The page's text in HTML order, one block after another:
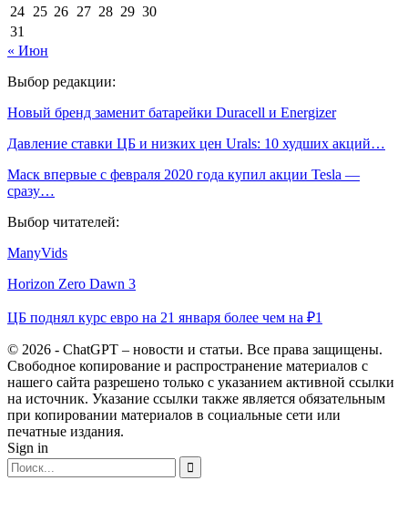
24 25 26 27 28 29 30
31
« Июн
Выбор редакции:
Новый бренд заменит батарейки Duracell и Energizer
Давление ставки ЦБ и низких цен Urals: 10 худших акций…
Маск впервые с февраля 2020 года купил акции Tesla —
сразу…
Выбор читателей:
ManyVids
Horizon Zero Dawn 3
ЦБ поднял курс евро на 21 января более чем на ₽1
© 2026 - ChatGPT – новости и статьи. Все права защищены.
Свободное копирование и распространение материалов с
нашего сайта разрешено только с указанием активной ссылки
на источник. Указание ссылки также является обязательным
при копировании материалов в социальные сети или
печатные издания.
Sign in